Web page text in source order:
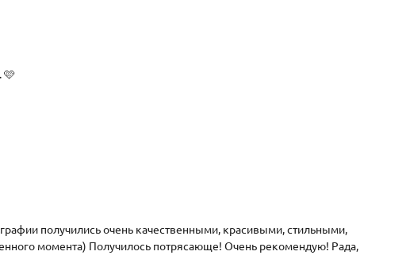
🩷
получились очень качественными, красивыми, стильными,
момента) Получилось потрясающе! Очень рекомендую! Рада,